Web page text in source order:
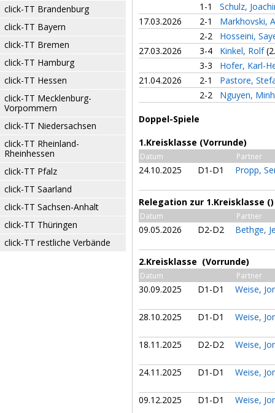
click-TT Brandenburg
click-TT Bayern
click-TT Bremen
click-TT Hamburg
click-TT Hessen
click-TT Mecklenburg-
Vorpommern
click-TT Niedersachsen
click-TT Rheinland-
Rheinhessen
click-TT Pfalz
click-TT Saarland
click-TT Sachsen-Anhalt
click-TT Thüringen
click-TT restliche Verbände
1-1
Schulz,
17.03.2026
2-1
Markhovski,
2-2
Hosseini,
27.03.2026
3-4 Kinkel, Rolf
3-3
Hofer, Karl-
21.04.2026
2-1
Pastore,
2-2
Nguyen,
Doppel-Spiele
1.Kreisklasse (Vorrunde)
Datum Partner
24.10.2025 D1-D1 Propp,
Relegation zur 1.Kreisklasse ()
Datum Partner
09.05.2026 D2-D2 Bethge,
2.Kreisklasse (Vorrunde)
Datum Partner
30.09.2025 D1-D1 Weise,
28.10.2025 D1-D1 Weise,
18.11.2025 D2-D2 Weise,
24.11.2025 D1-D1 Weise,
09.12.2025 D1-D1 Weise,